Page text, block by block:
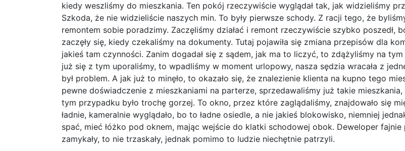
kiedy weszliśmy do mieszkania. Ten pokój rzeczywiście wyglądał tak, jak widzieliśmy
Szkoda, że nie widzieliście naszych min. To były pierwsze schody. Z racji tego, że
remontem sobie poradzimy. Zaczęliśmy działać i remont rzeczywiście szybko poszedł,
zaczęły się, kiedy czekaliśmy na dokumenty. Tutaj pojawiła się zmiana przepisów dla
jakieś tam czynności. Zanim dogadał się z sądem, jak ma to liczyć, to zdążyliśmy na
już się z tym uporaliśmy, to wpadliśmy w moment urlopowy, nasza sędzia wracała z
był problem. A jak już to minęło, to okazało się, że znalezienie klienta na kupno tego
pewne doświadczenie z mieszkaniami na parterze, sprzedawaliśmy już takie
tym przypadku było trochę gorzej. To okno, przez które zaglądaliśmy, znajdowało się
ładnie, kameralnie wyglądało, bo to ładne osiedle, a nie jakieś blokowisko, niemniej
spać, mieć łóżko pod oknem, mając wejście do klatki schodowej obok. Deweloper
zamykały, to nie trzaskały, jednak pomimo to ludzie niechętnie patrzyli.